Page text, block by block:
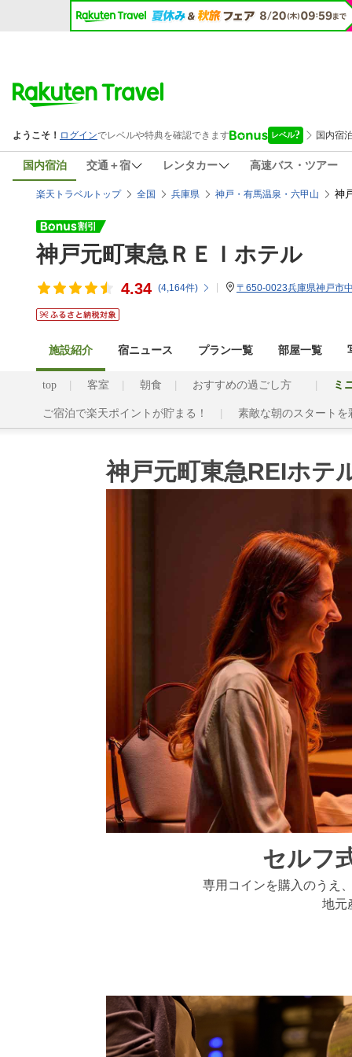
国内宿泊 交通＋宿 レンタカー 高速バス・ツアー
楽天トラベルトップ 全国 兵庫県 神戸・有馬温泉・六甲山 神
神戸元町東急ＲＥＩホテル
4.34 (4,164件) 〒650-0023兵庫県神戸市
施設紹介 宿ニュース プラン一覧 部屋一覧
top 客室 朝食 おすすめの過ごし方 ミ
ご宿泊で楽天ポイントが貯まる！ 素敵な朝のスタートを
神戸元町東急REIホテ
セルフ
専用コインを購入のうえ
地元